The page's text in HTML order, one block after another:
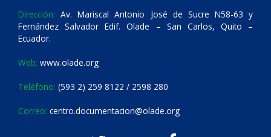
Dirección: Av. Mariscal Antonio José de Sucre N58-63 y
Fernández Salvador Edif. Olade – San Carlos, Quito –
Ecuador.
Web: www.olade.org
Teléfono: (593 2) 259 8122 / 2598 280
Correo: centro.documentacion@olade.org